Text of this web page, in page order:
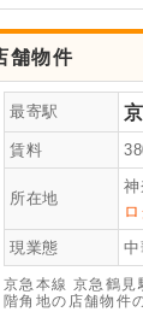
舗物件
最寄駅
賃料
所在地
神
現業態 中
京急本線 京急鶴
階角地の店舗物件